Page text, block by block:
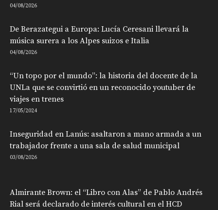
04/08/2026
De Berazategui a Europa: Lucía Ceresani llevará la
música surera a los Alpes suizos e Italia
04/08/2026
“Un topo por el mundo”: la historia del docente de la
UNLa que se convirtió en un reconocido youtuber de
viajes en trenes
17/05/2024
Inseguridad en Lanús: asaltaron a mano armada a un
trabajador frente a una sala de salud municipal
03/08/2026
Almirante Brown: el “Libro con Alas” de Pablo Andrés
Rial será declarado de interés cultural en el HCD